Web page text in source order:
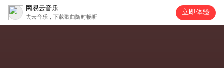
网易云音乐
去云音乐，下载歌曲随时畅听
立即体验